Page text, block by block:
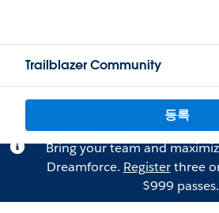
Trailblazer Community
등록
Bring your team and
Dreamforce. Registerthree
$999 passes.